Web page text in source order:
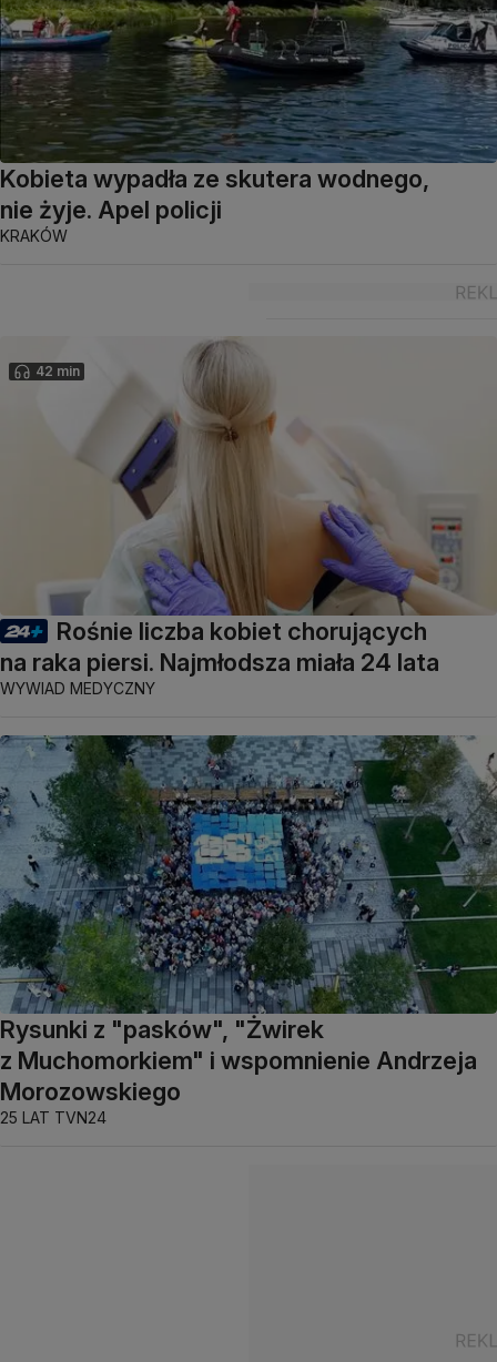
Kobieta wypadła ze skutera wodnego,
nie żyje. Apel policji
KRAKÓW
42 min
Rośnie liczba kobiet chorujących
na raka piersi. Najmłodsza miała 24 lata
WYWIAD MEDYCZNY
Rysunki z "pasków", "Żwirek
z Muchomorkiem" i wspomnienie Andrzeja
Morozowskiego
25 LAT TVN24